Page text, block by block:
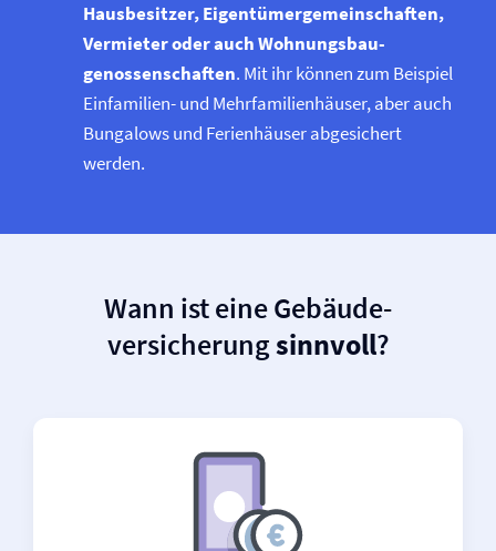
Hausbesitzer, Eigentümer­gemeinschaften,
Vermieter oder auch Wohnungsbau­
genossenschaften. Mit ihr können zum Beispiel
Einfamilien- und Mehrfamilienhäuser, aber auch
Bungalows und Ferienhäuser abgesichert
werden.
Wann ist eine Gebäude­
versicherungsinnvoll?